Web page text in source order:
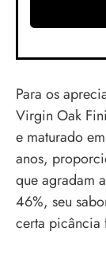
Para os
Virgin Oak
e maturado
anos,
que agradam
46%, seu
certa picância